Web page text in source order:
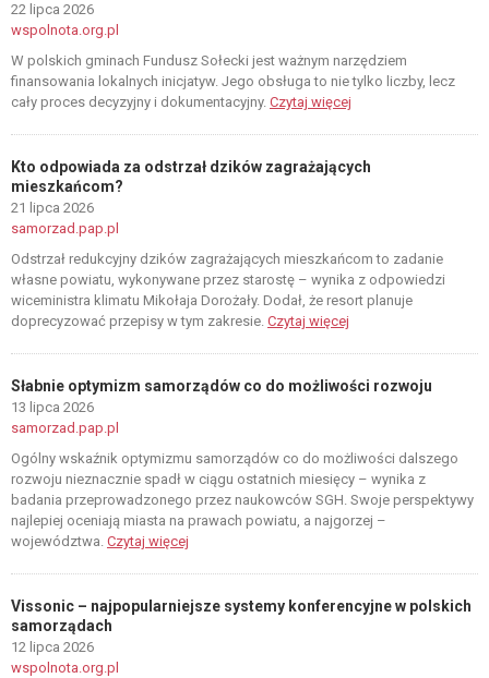
22 lipca 2026
wspolnota.org.pl
W polskich gminach Fundusz Sołecki jest ważnym narzędziem
finansowania lokalnych inicjatyw. Jego obsługa to nie tylko liczby, lecz
cały proces decyzyjny i dokumentacyjny. Czytaj więcej
Kto odpowiada za odstrzał dzików zagrażających
mieszkańcom?
21 lipca 2026
samorzad.pap.pl
Odstrzał redukcyjny dzików zagrażających mieszkańcom to zadanie
własne powiatu, wykonywane przez starostę – wynika z odpowiedzi
wiceministra klimatu Mikołaja Dorożały. Dodał, że resort planuje
doprecyzować przepisy w tym zakresie. Czytaj więcej
Słabnie optymizm samorządów co do możliwości rozwoju
13 lipca 2026
samorzad.pap.pl
Ogólny wskaźnik optymizmu samorządów co do możliwości dalszego
rozwoju nieznacznie spadł w ciągu ostatnich miesięcy – wynika z
badania przeprowadzonego przez naukowców SGH. Swoje perspektywy
najlepiej oceniają miasta na prawach powiatu, a najgorzej –
województwa. Czytaj więcej
Vissonic – najpopularniejsze systemy konferencyjne w polskich
samorządach
12 lipca 2026
wspolnota.org.pl